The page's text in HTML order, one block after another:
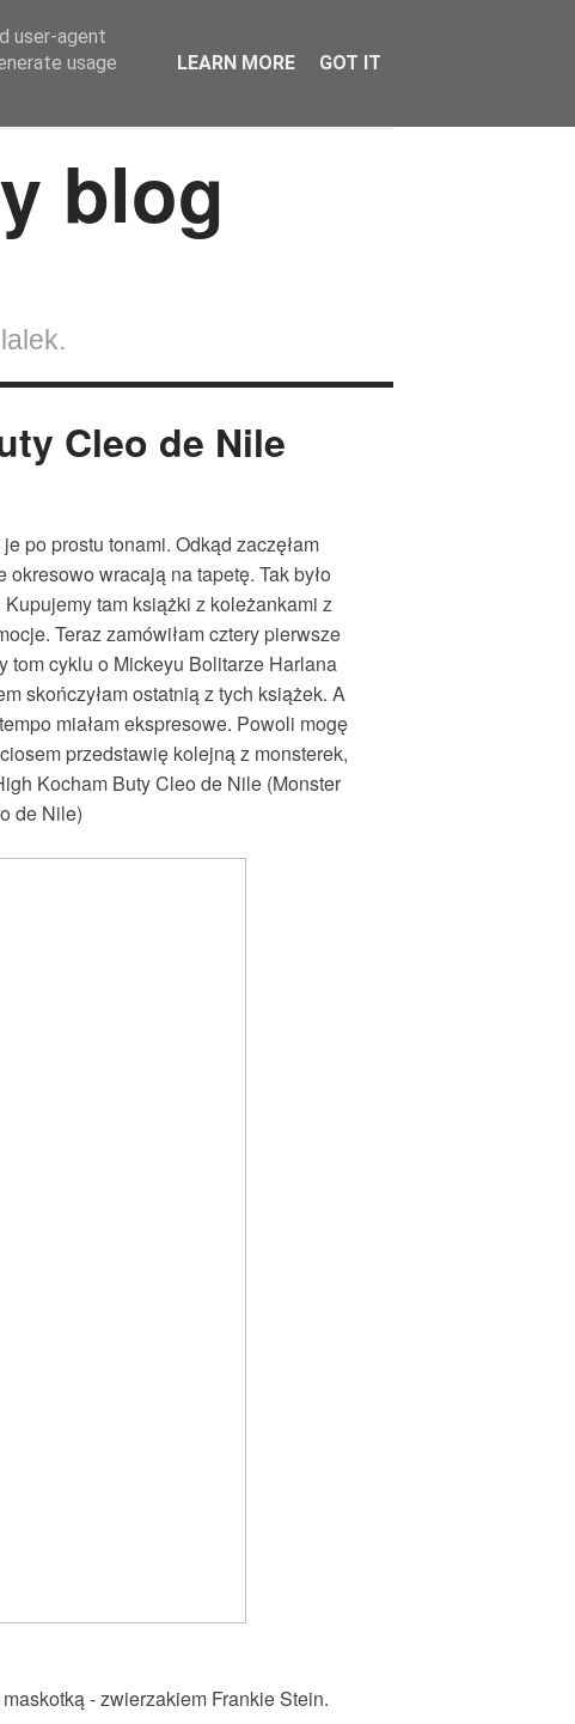
Wokół lalek
Cleo de Nile
po prostu tonami. Odkąd zaczęłam
wracają na tapetę. Tak było
tam książki z koleżankami z
Teraz zamówiłam cztery pierwsze
cyklu o Mickeyu Bolitarze Harlana
skończyłam ostatnią z tych książek. A
miałam ekspresowe. Powoli mogę
przedstawię kolejną z monsterek,
Kocham Buty Cleo de Nile (Monster
de Nile)
- zwierzakiem Frankie Stein.
user-agent
usage
LEARN MORE GOT IT